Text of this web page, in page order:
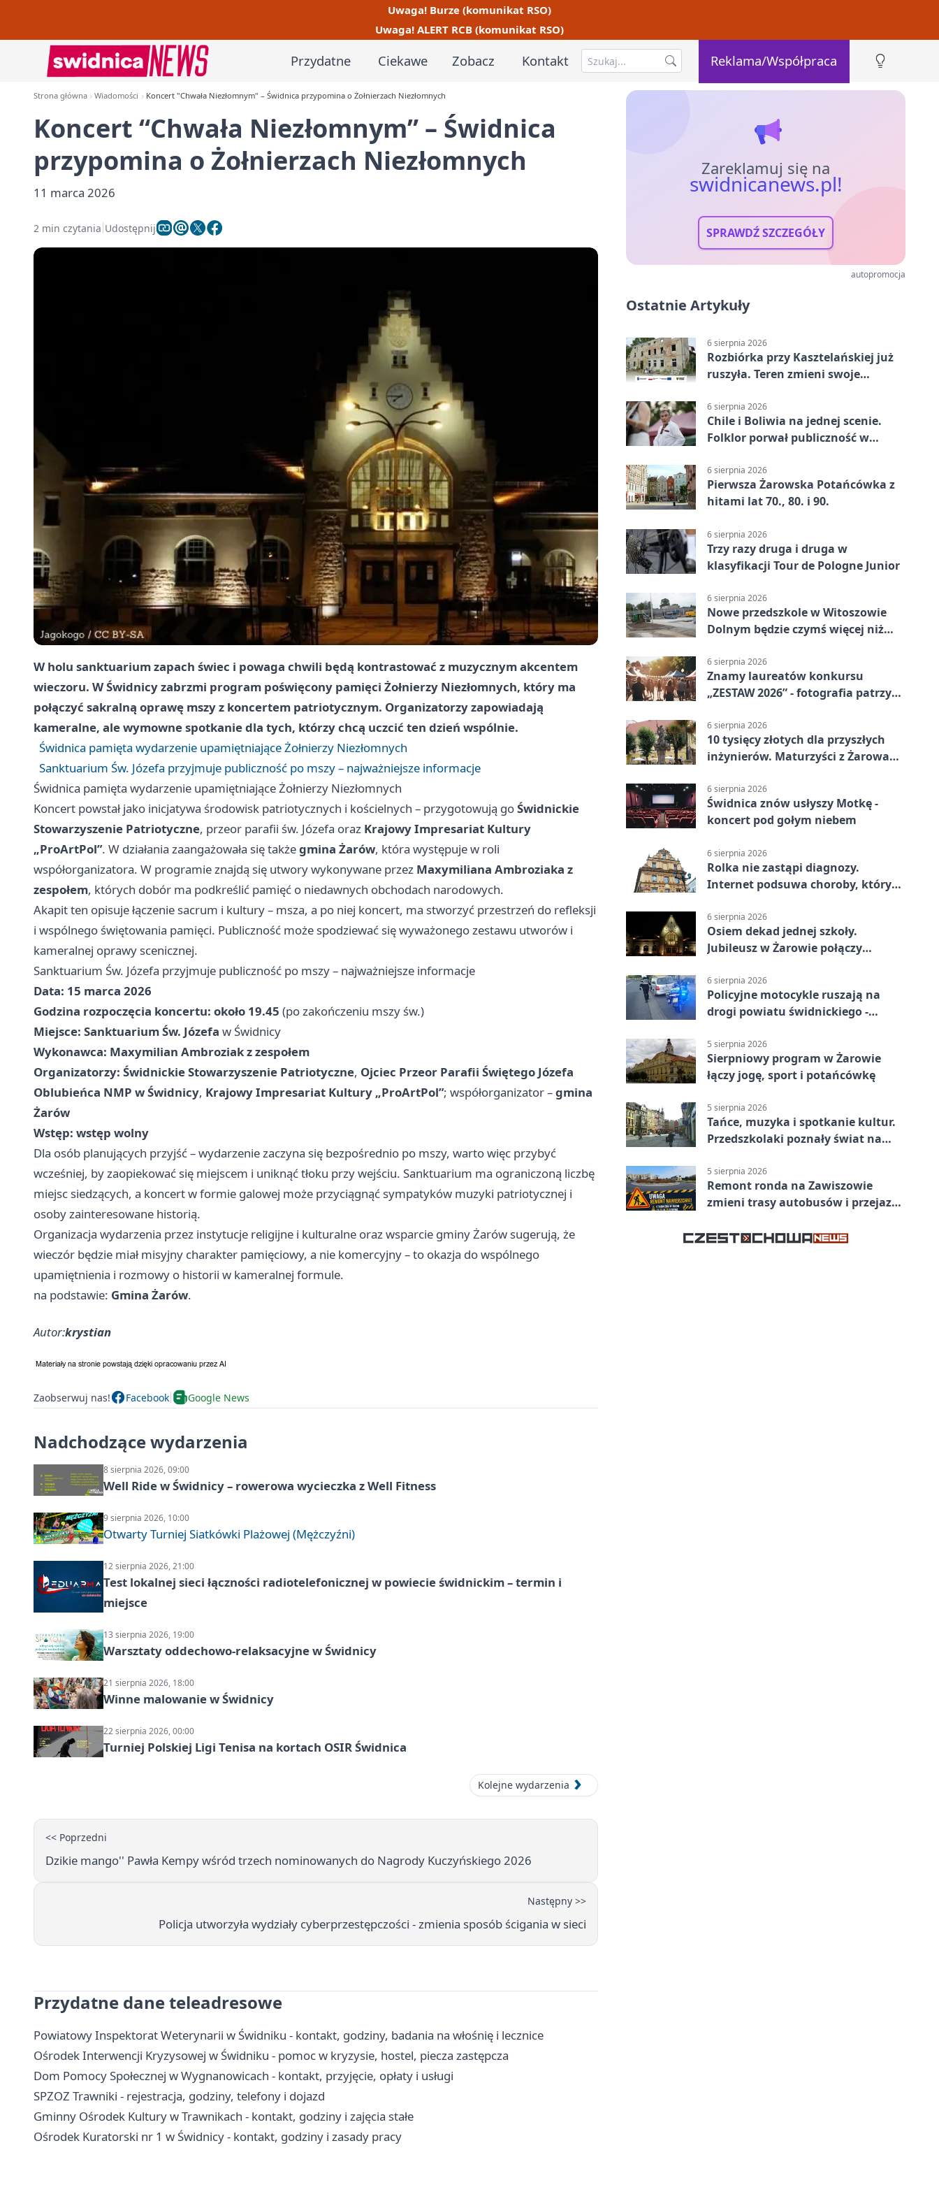
Uwaga! Burze (komunikat RSO)
Uwaga! ALERT RCB (komunikat RSO)
Przydatne Ciekawe Zobacz Kontakt Reklama/Współpraca
Strona główna Wiadomości Koncert "Chwała Niezłomnym" – Świdnica przypomina o Żołnierzach Niezłomnych
Koncert “Chwała Niezłomnym” – Świdnica
przypomina o Żołnierzach Niezłomnych
11 marca 2026
2 min czytania Udostępnij
W holu sanktuarium zapach świec i powaga chwili będą kontrastować z muzycznym akcentem
wieczoru. W Świdnicy zabrzmi program poświęcony pamięci Żołnierzy Niezłomnych, który ma
połączyć sakralną oprawę mszy z koncertem patriotycznym. Organizatorzy zapowiadają
kameralne, ale wymowne spotkanie dla tych, którzy chcą uczcić ten dzień wspólnie.
Świdnica pamięta wydarzenie upamiętniające Żołnierzy Niezłomnych
Sanktuarium Św. Józefa przyjmuje publiczność po mszy – najważniejsze informacje
Świdnica pamięta wydarzenie upamiętniające Żołnierzy Niezłomnych
Koncert powstał jako inicjatywa środowisk patriotycznych i kościelnych – przygotowują goŚwidnickie
Stowarzyszenie Patriotyczne, przeor parafii św. Józefa oraz Krajowy Impresariat Kultury
„ProArtPol”. W działania zaangażowała się takżegmina Żarów, która występuje w roli
współorganizatora. W programie znajdą się utwory wykonywane przez Maxymiliana Ambroziaka z
zespołem, których dobór ma podkreślić pamięć o niedawnych obchodach narodowych.
Akapit ten opisuje łączenie sacrum i kultury – msza, a po niej koncert, ma stworzyć przestrzeń do refleksji
i wspólnego świętowania pamięci. Publiczność może spodziewać się wyważonego zestawu utworów i
kameralnej oprawy scenicznej.
Sanktuarium Św. Józefa przyjmuje publiczność po mszy – najważniejsze informacje
Data: 15 marca 2026
Godzina rozpoczęcia koncertu: około 19.45 (po zakończeniu mszy św.)
Miejsce: Sanktuarium Św. Józefa w Świdnicy
Wykonawca: Maxymilian Ambroziak z zespołem
Organizatorzy: Świdnickie Stowarzyszenie Patriotyczne, Ojciec Przeor Parafii Świętego Józefa
Oblubieńca NMP w Świdnicy, Krajowy Impresariat Kultury „ProArtPol”; współorganizator –gmina
Żarów
Wstęp: wstęp wolny
Dla osób planujących przyjść – wydarzenie zaczyna się bezpośrednio po mszy, warto więc przybyć
wcześniej, by zaopiekować się miejscem i uniknąć tłoku przy wejściu. Sanktuarium ma ograniczoną liczbę
miejsc siedzących, a koncert w formie galowej może przyciągnąć sympatyków muzyki patriotycznej i
osoby zainteresowane historią.
Organizacja wydarzenia przez instytucje religijne i kulturalne oraz wsparcie gminy Żarów sugerują, że
wieczór będzie miał misyjny charakter pamięciowy, a nie komercyjny – to okazja do wspólnego
upamiętnienia i rozmowy o historii w kameralnej formule.
na podstawie: Gmina Żarów.
Autor:krystian
Zaobserwuj nas! Facebook Google News
Nadchodzące wydarzenia
8 sierpnia 2026, 09:00
Well Ride w Świdnicy – rowerowa wycieczka z Well Fitness
9 sierpnia 2026, 10:00
Otwarty Turniej Siatkówki Plażowej (Mężczyźni)
12 sierpnia 2026, 21:00
Test lokalnej sieci łączności radiotelefonicznej w powiecie świdnickim – termin i
miejsce
13 sierpnia 2026, 19:00
Warsztaty oddechowo-relaksacyjne w Świdnicy
21 sierpnia 2026, 18:00
Winne malowanie w Świdnicy
22 sierpnia 2026, 00:00
Turniej Polskiej Ligi Tenisa na kortach OSIR Świdnica
Kolejne wydarzenia
<< Poprzedni
Dzikie mango'' Pawła Kempy wśród trzech nominowanych do Nagrody Kuczyńskiego 2026
Następny >>
Policja utworzyła wydziały cyberprzestępczości - zmienia sposób ścigania w sieci
Przydatne dane teleadresowe
Powiatowy Inspektorat Weterynarii w Świdniku - kontakt, godziny, badania na włośnię i lecznice
Ośrodek Interwencji Kryzysowej w Świdniku - pomoc w kryzysie, hostel, piecza zastępcza
Dom Pomocy Społecznej w Wygnanowicach - kontakt, przyjęcie, opłaty i usługi
SPZOZ Trawniki - rejestracja, godziny, telefony i dojazd
Gminny Ośrodek Kultury w Trawnikach - kontakt, godziny i zajęcia stałe
Ośrodek Kuratorski nr 1 w Świdnicy - kontakt, godziny i zasady pracy
Zareklamuj się na
swidnicanews.pl!
SPRAWDŹ SZCZEGÓŁY
autopromocja
Ostatnie Artykuły
6 sierpnia 2026
Rozbiórka przy Kasztelańskiej już
ruszyła. Teren zmieni swoje
6 sierpnia 2026
Chile i Boliwia na jednej scenie.
Folklor porwał publiczność w
6 sierpnia 2026
Pierwsza Żarowska Potańcówka z
hitami lat 70., 80. i 90.
6 sierpnia 2026
Trzy razy druga i druga w
klasyfikacji Tour de Pologne Junior
6 sierpnia 2026
Nowe przedszkole w Witoszowie
Dolnym będzie czymś więcej niż
6 sierpnia 2026
Znamy laureatów konkursu
„ZESTAW 2026” - fotografia patrzy
6 sierpnia 2026
10 tysięcy złotych dla przyszłych
inżynierów. Maturzyści z Żarowa
6 sierpnia 2026
Świdnica znów usłyszy Motkę -
koncert pod gołym niebem
6 sierpnia 2026
Rolka nie zastąpi diagnozy.
Internet podsuwa choroby, których
6 sierpnia 2026
Osiem dekad jednej szkoły.
Jubileusz w Żarowie połączy
6 sierpnia 2026
Policyjne motocykle ruszają na
drogi powiatu świdnickiego -
5 sierpnia 2026
Sierpniowy program w Żarowie
łączy jogę, sport i potańcówkę
5 sierpnia 2026
Tańce, muzyka i spotkanie kultur.
Przedszkolaki poznały świat na
5 sierpnia 2026
Remont ronda na Zawiszowie
zmieni trasy autobusów i przejazd